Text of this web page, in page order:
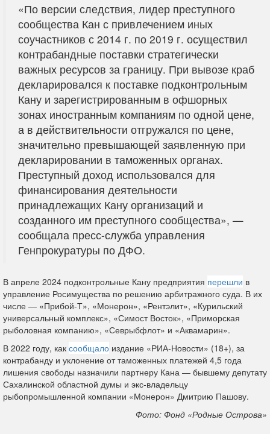
«По версии следствия, лидер преступного
сообщества Кан с привлечением иных
соучастников с 2014 г. по 2019 г. осуществил
контрабандные поставки стратегически
важных ресурсов за границу. При вывозе краб
декларировался к поставке подконтрольным
Кану и зарегистрированным в офшорных
зонах иностранным компаниям по одной цене,
а в действительности отгружался по цене,
значительно превышающей заявленную при
декларировании в таможенных органах.
Преступный доход использовался для
финансирования деятельности
принадлежащих Кану организаций и
созданного им преступного сообщества», —
сообщала пресс-служба управления
Генпрокуратуры по ДФО.
В апреле 2024 подконтрольные Кану предприятия перешли в
управление Росимущества по решению арбитражного суда. В их
числе — «Прибой-Т», «Монерон», «Рентэлит», «Курильский
универсальный комплекс», «Симост Восток», «Приморская
рыболовная компанию», «Севрыбфлот» и «Аквамарин».
В 2022 году, как сообщало издание «РИА-Новости» (18+), за
контрабанду и уклонение от таможенных платежей 4,5 года
лишения свободы назначили партнеру Кана — бывшему депутату
Сахалинской областной думы и экс-владельцу
рыбопромышленной компании «Монерон» Дмитрию Пашову.
Фото: Фонд «Родные Острова»